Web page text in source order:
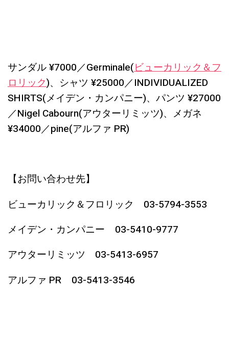
サンダル ¥7000／Germinale(ビューカリック＆フ
ロリック)、シャツ ¥25000／INDIVIDUALIZED
SHIRTS(メイデン・カンパニー)、パンツ ¥27000
／Nigel Cabourn(アウターリミッツ)、メガネ
¥34000／pine(アルファ PR)
【お問い合わせ先】
ビューカリック＆フロリック 03-5794-3553
メイデン・カンパニー 03-5410-9777
アウターリミッツ 03-5413-6957
アルファ PR 03-5413-3546